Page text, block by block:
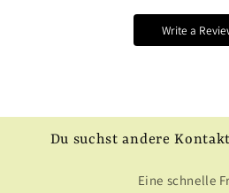
Write a
Du suchst andere
Eine schnelle